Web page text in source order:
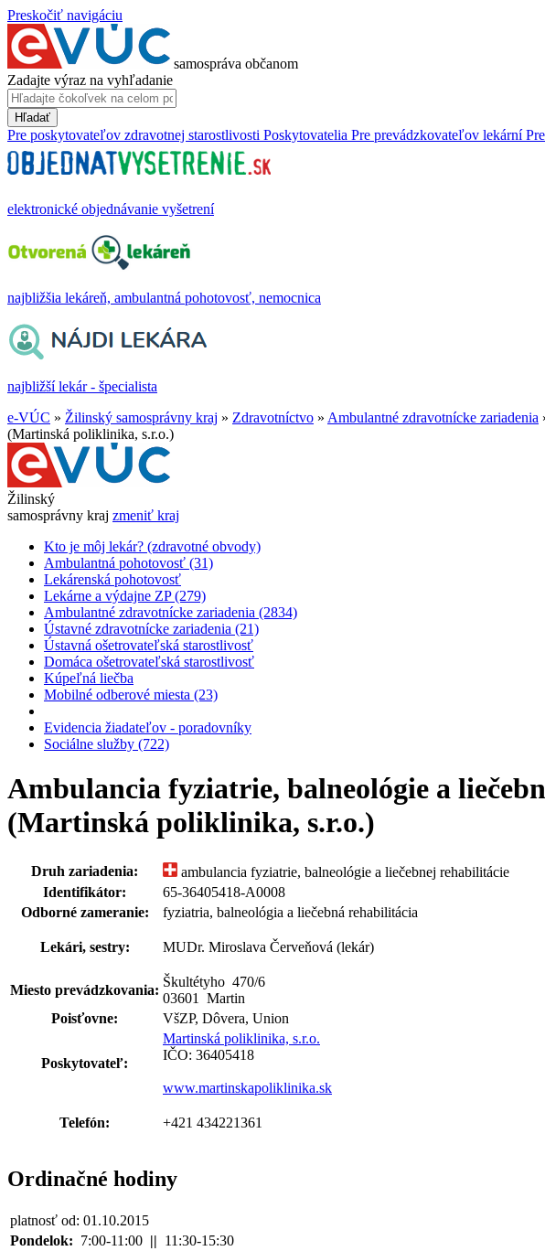
Preskočiť navigáciu
samospráva občanom
Zadajte výraz na vyhľadanie
Hľadať
Pre poskytovateľov zdravotnej starostlivosti Poskytovatelia Pre prevádzkovateľov lekární
elektronické objednávanie vyšetrení
najbližšia lekáreň, ambulantná pohotovosť, nemocnica
najbližší lekár - špecialista
e-VÚC » Žilinský samosprávny kraj » Zdravotníctvo » Ambulantné zdravotnícke zariadenia
(Martinská poliklinika, s.r.o.)
Žilinský
samosprávny kraj zmeniť kraj
Kto je môj lekár? (zdravotné obvody)
Ambulantná pohotovosť (31)
Lekárenská pohotovosť
Lekárne a výdajne ZP (279)
Ambulantné zdravotnícke zariadenia (2834)
Ústavné zdravotnícke zariadenia (21)
Ústavná ošetrovateľská starostlivosť
Domáca ošetrovateľská starostlivosť
Kúpeľná liečba
Mobilné odberové miesta (23)
Evidencia žiadateľov - poradovníky
Sociálne služby (722)
Ambulancia fyziatrie, balneológie a
(Martinská poliklinika, s.r.o.)
Druh zariadenia:
ambulancia fyziatrie, balneológie a liečebnej rehabilitácie
Identifikátor:
65-36405418-A0008
Odborné zameranie:
fyziatria, balneológia a liečebná rehabilitácia
Lekári, sestry: MUDr. Miroslava Červeňová (lekár)
Miesto prevádzkovania:
Škultétyho 470/6
03601 Martin
Poisťovne:
VšZP, Dôvera, Union
Poskytovateľ:
Martinská poliklinika, s.r.o.
IČO: 36405418
www.martinskapoliklinika.sk
Telefón: +421 434221361
Ordinačné hodiny
platnosť od: 01.10.2015
Pondelok: 7:00-11:00 || 11:30-15:30